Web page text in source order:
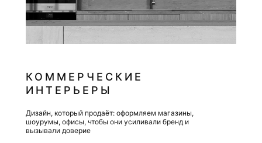
КОММЕРЧЕСКИЕ
ИНТЕРЬЕРЫ
Дизайн, который продаёт: оформляем магазины,
шоурумы, офисы, чтобы они усиливали бренд и
вызывали доверие
Мы работаем с частными клиентами, инвесторами,
девелоперами
и застройщиками, создавая решения, которые
формируют ликвидность объекта и обеспечивают
не только эстетика, но и инвестиционная
привлекательность.